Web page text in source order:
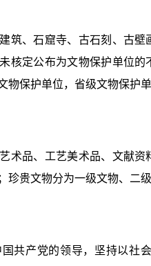
筑、石窟寺、古石刻、古
核定公布为文物保护单位
物保护单位，省级文物保护
术品、工艺美术品、文献
珍贵文物分为一级文物、二
共产党的领导，坚持以社